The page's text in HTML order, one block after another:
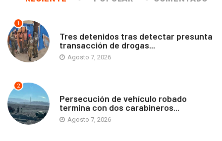
1
Tres detenidos tras detectar presunta
transacción de drogas...
Agosto 7, 2026
2
Persecución de vehículo robado
termina con dos carabineros...
Agosto 7, 2026